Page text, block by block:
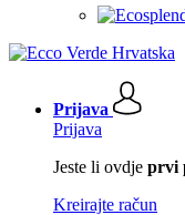
Prijava
Prijava
Jeste li ovdje prvi
Kreirajte račun